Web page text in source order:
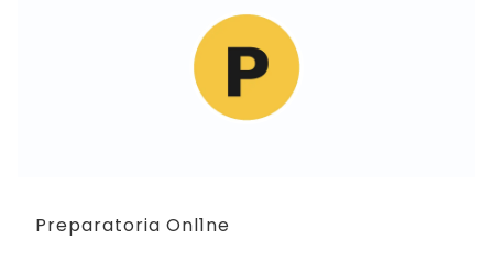
Preparatoria Onl1ne